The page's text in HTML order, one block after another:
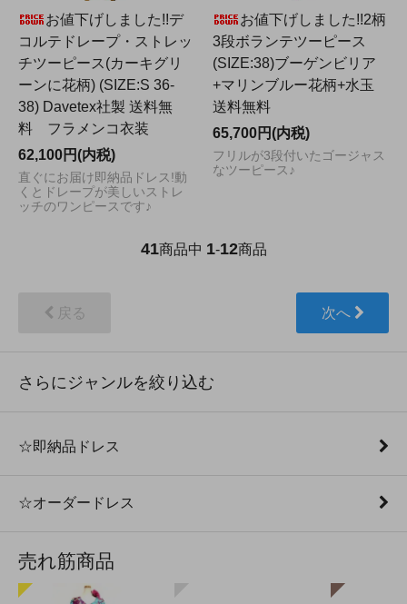
お値下げしました!!デ
コルテドレープ・ストレッ
チツーピース(カーキグリ
ーンに花柄) (SIZE:S 36-
38) Davetex社製 送料無
料 フラメンコ衣装
62,100円(内税)
直ぐにお届け即納品ドレス!動
くとドレープが美しいストレ
ッチのワンピースです♪
お値下げしました!!2柄
3段ボランテツーピース
(SIZE:38)ブーゲンビリア
+マリンブルー花柄+水玉
送料無料
65,700円(内税)
フリルが3段付いたゴージャス
なツーピース♪
41商品中 1-12商品
戻る 次へ
さらにジャンルを絞り込む
☆即納品ドレス
☆オーダードレス
売れ筋商品